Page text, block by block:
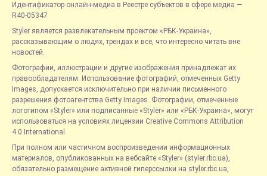
Идентификатор онлайн-медиа в Реестре субъектов в сфере медиа —
R40-05347
Styler является развлекательным проектом «РБК-Украина»,
рассказывающим о людях, трендах и всё, что интересно читать вне
новостей.
Фотографии, иллюстрации и другие изображения принадлежат их
правообладателям. Использование фотографий, отмеченных Getty
Images, допускается исключительно при наличии письменного
разрешения фотоагентства Getty Images. Фотографии, отмеченные
логотипом «Styler» или подписанные «Styler» или «РБК-Украина», могут
использоваться на условиях лицензии Creative Commons Attribution
4.0 International.
При полном или частичном воспроизведении информационных
материалов, опубликованных на вебсайте «Styler» (styler.rbc.ua),
обязательно размещение активной гиперссылки на styler.rbc.ua,